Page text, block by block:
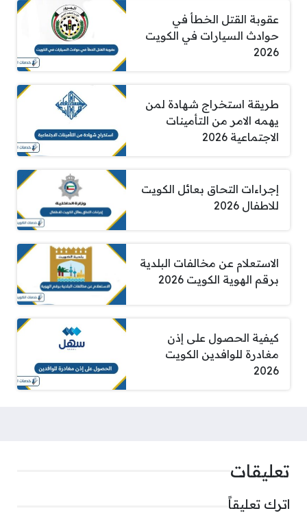
عقوبة القتل الخطأ في
حوادث السيارات في الكويت
2026
طريقة استخراج شهادة لمن
يهمه الامر من التأمينات
الاجتماعية 2026
إجراءات التحاق بعائل الكويت
للاطفال 2026
الاستعلام عن مخالفات البلدية
برقم الهوية الكويت 2026
كيفية الحصول على إذن
مغادرة للوافدين الكويت
2026
تعليقات
اترك تعليقاً